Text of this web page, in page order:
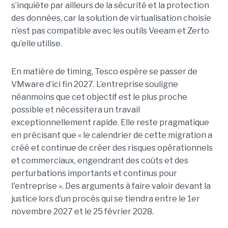
s’inquiète par ailleurs de la sécurité et la protection
des données, car la solution de virtualisation choisie
n’est pas compatible avec les outils Veeam et Zerto
qu’elle utilise.
En matière de timing, Tesco espère se passer de
VMware d’ici fin 2027. L’entreprise souligne
néanmoins que cet objectif est le plus proche
possible et nécessitera un travail
exceptionnellement rapide. Elle reste pragmatique
en précisant que « le calendrier de cette migration a
créé et continue de créer des risques opérationnels
et commerciaux, engendrant des coûts et des
perturbations importants et continus pour
l'entreprise ». Des arguments à faire valoir devant la
justice lors d’un procès qui se tiendra entre le 1er
novembre 2027 et le 25 février 2028.